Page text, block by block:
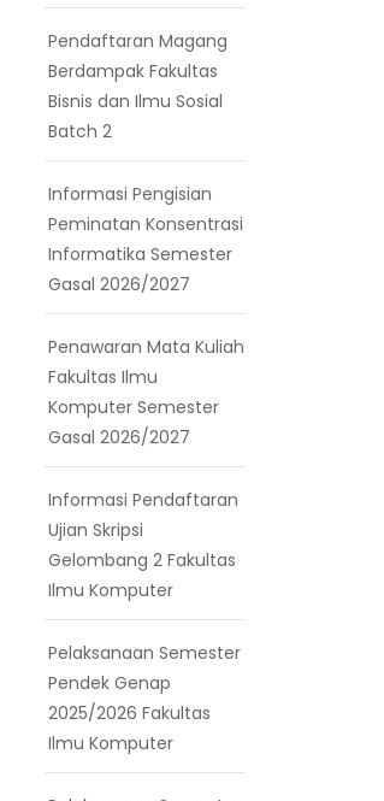
Pendaftaran Magang
Berdampak Fakultas
Bisnis dan Ilmu Sosial
Batch 2
Informasi Pengisian
Peminatan Konsentrasi
Informatika Semester
Gasal 2026/2027
Penawaran Mata Kuliah
Fakultas Ilmu
Komputer Semester
Gasal 2026/2027
Informasi Pendaftaran
Ujian Skripsi
Gelombang 2 Fakultas
Ilmu Komputer
Pelaksanaan Semester
Pendek Genap
2025/2026 Fakultas
Ilmu Komputer